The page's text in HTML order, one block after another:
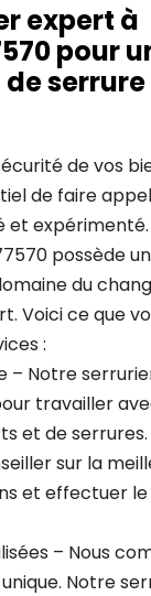
expert à
pour
de vos
de faire
et
possède
du
Voici ce que
:
– Notre
travailler
et de serrures.
sur la
et effectuer
– Nous
Notre